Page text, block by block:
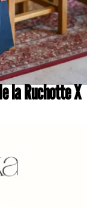
la Ruchotte X